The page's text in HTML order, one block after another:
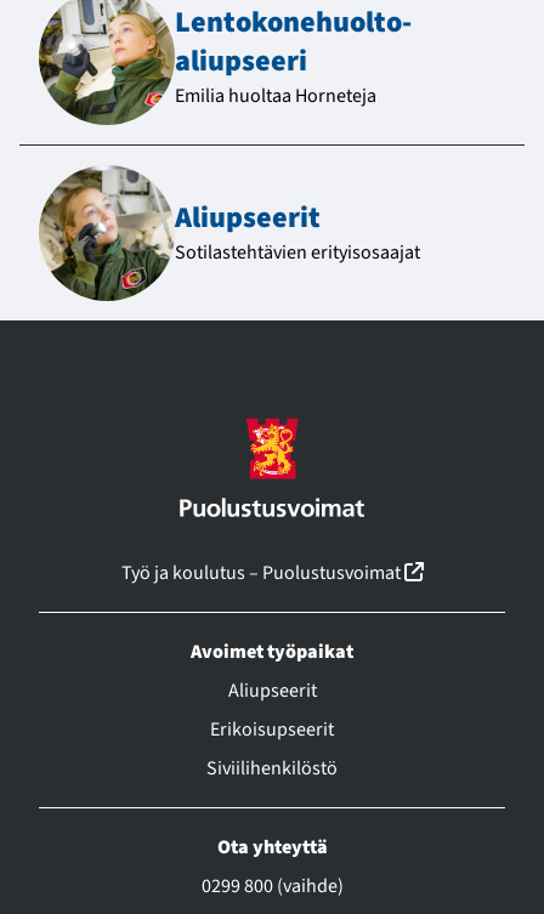
Lentokone­huolto­
aliupseeri
Emilia huoltaa Horneteja
Aliupseerit
Sotilastehtävien erityisosaajat
Työ ja koulutus – Puolustusvoimat (linkki
Avoimet työpaikat
Aliupseerit
Erikoisupseerit
Siviilihenkilöstö
Ota yhteyttä
0299 800 (vaihde)